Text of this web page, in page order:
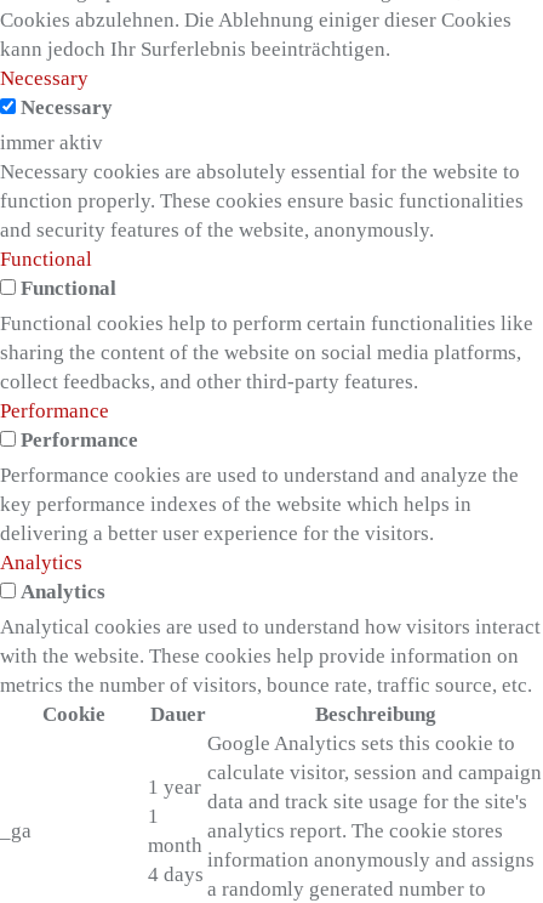
Cookies abzulehnen. Die Ablehnung einiger dieser Cookies
kann jedoch Ihr Surferlebnis beeinträchtigen.
Necessary
Necessary
immer aktiv
Necessary cookies are absolutely essential for the website to
function properly. These cookies ensure basic functionalities
and security features of the website, anonymously.
Functional
Functional
Functional cookies help to perform certain functionalities like
sharing the content of the website on social media platforms,
collect feedbacks, and other third-party features.
Performance
Performance
Performance cookies are used to understand and analyze the
key performance indexes of the website which helps in
delivering a better user experience for the visitors.
Analytics
Analytics
Analytical cookies are used to understand how visitors interact
with the website. These cookies help provide information on
metrics the number of visitors, bounce rate, traffic source, etc.
Cookie
Dauer Beschreibung
_ga
1 year
1
month
4 days
Google Analytics sets this cookie to
calculate visitor, session and campaign
data and track site usage for the site's
analytics report. The cookie stores
information anonymously and assigns
a randomly generated number to